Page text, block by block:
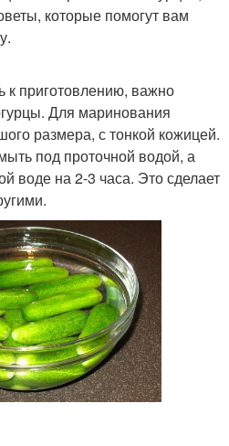
которые помогут вам
к приготовлению, важно
Для маринования
размера, с тонкой кожицей.
под проточной водой, а
воде на 2-3 часа. Это сделает